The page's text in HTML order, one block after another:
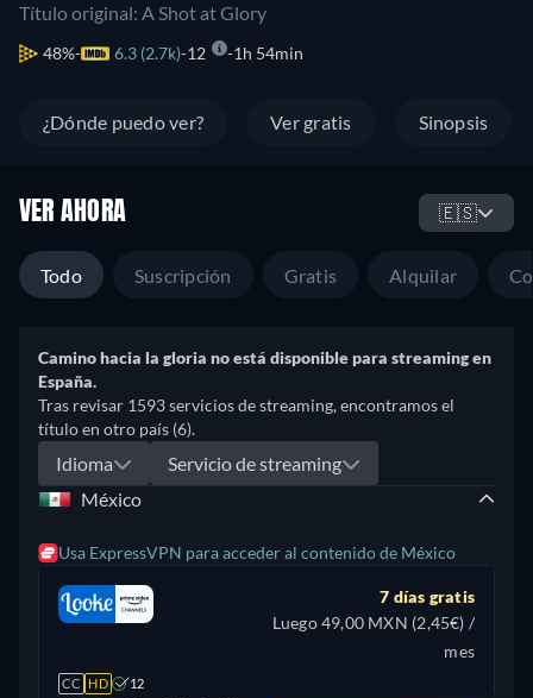
Título original: A Shot at Glory
48% 6.3 (2.7k) 12 1h 54min
¿Dónde puedo ver? Ver gratis Sinopsis
VER AHORA 🇪🇸
Todo Suscripción Gratis Alquilar
Camino hacia la gloria no está disponible para streaming en
España.
Tras revisar 1593 servicios de streaming, encontramos el
título en otro país (6).
Idioma
Servicio de streaming
México
Usa ExpressVPN para acceder al contenido de México
CC HD 12
7 días gratis
Luego 49,00 MXN (2,45€) /
mes